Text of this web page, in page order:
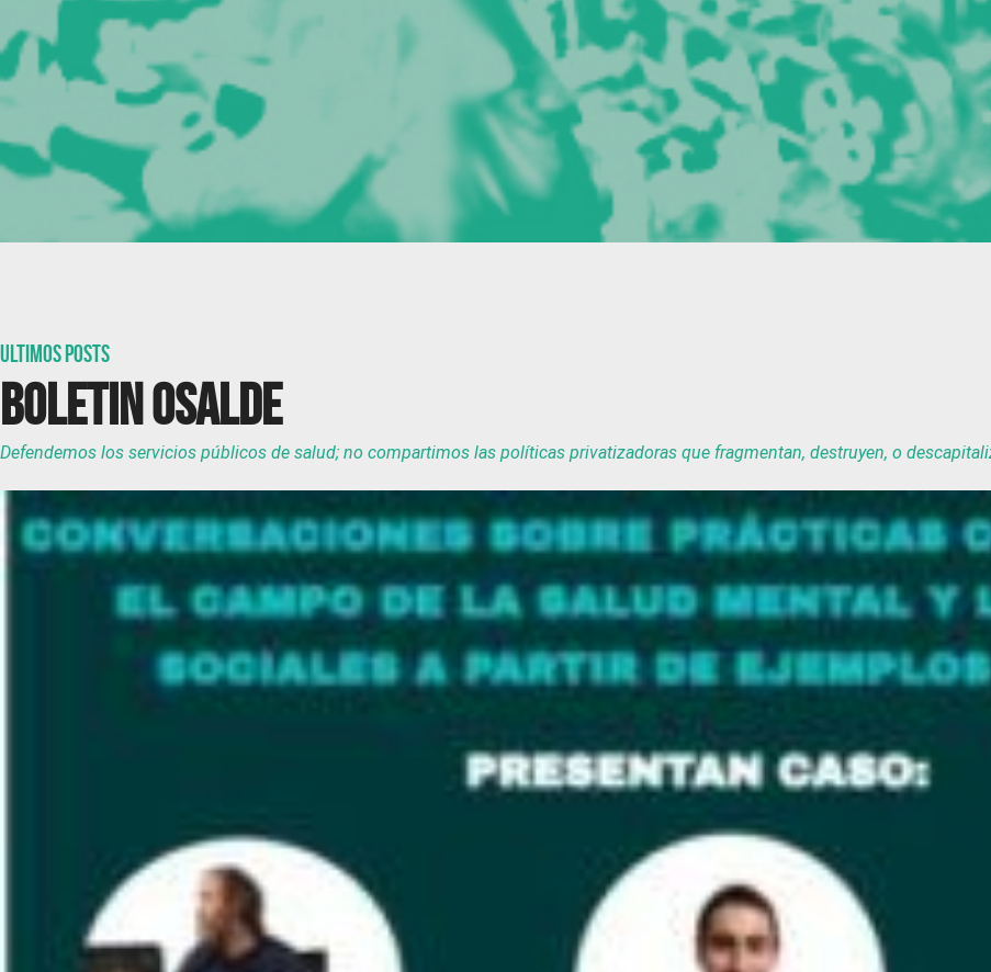
Ultimos posts
Boletin Osalde
Defendemos los servicios públicos de salud; no compartimos las políticas privatizadoras que fragmentan, destruyen, o